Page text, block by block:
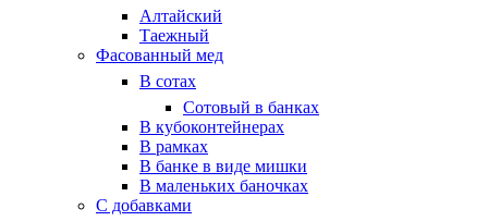
Алтайский
Таежный
Фасованный мед
В сотах
Сотовый в банках
В кубоконтейнерах
В рамках
В банке в виде мишки
В маленьких баночках
С добавками